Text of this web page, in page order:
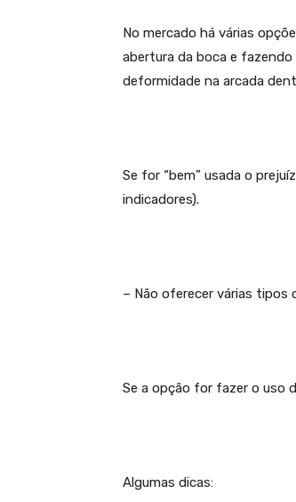
No mercado há várias
abertura da boca e
deformidade na arcada
Se for “bem” usada o
indicadores).
– Não oferecer várias tipos
Se a opção for fazer o uso
Algumas dicas: